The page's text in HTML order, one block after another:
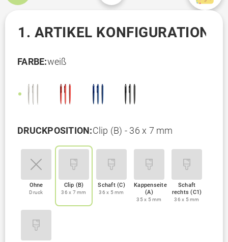
1. ARTIKEL KONFIGURATION
FARBE:weiß
DRUCKPOSITION:Clip (B) - 36 x 7 mm
Ohne
Druck
Clip (B)
36 x 7 mm
Schaft (C)
36 x 5 mm
Kappenseite
(A)
35 x 5 mm
Schaft
rechts (C1)
36 x 5 mm